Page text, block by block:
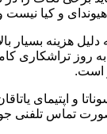
این خودروساز به هیچ وجه یاتاقان
دلیل هزینه
روز تراشکاری
است.
تماس تلفنی